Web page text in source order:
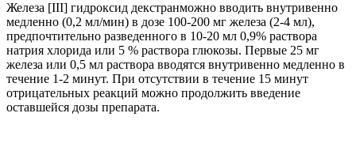
Железа [III] гидроксид декстранможно вводить внутривенно
медленно (0,2 мл/мин) в дозе 100-200 мг железа (2-4 мл),
предпочтительно разведенного в 10-20 мл 0,9% раствора
натрия хлорида или 5 % раствора глюкозы. Первые 25 мг
железа или 0,5 мл раствора вводятся внутривенно медленно в
течение 1-2 минут. При отсутствии в течение 15 минут
отрицательных реакций можно продолжить введение
оставшейся дозы препарата.